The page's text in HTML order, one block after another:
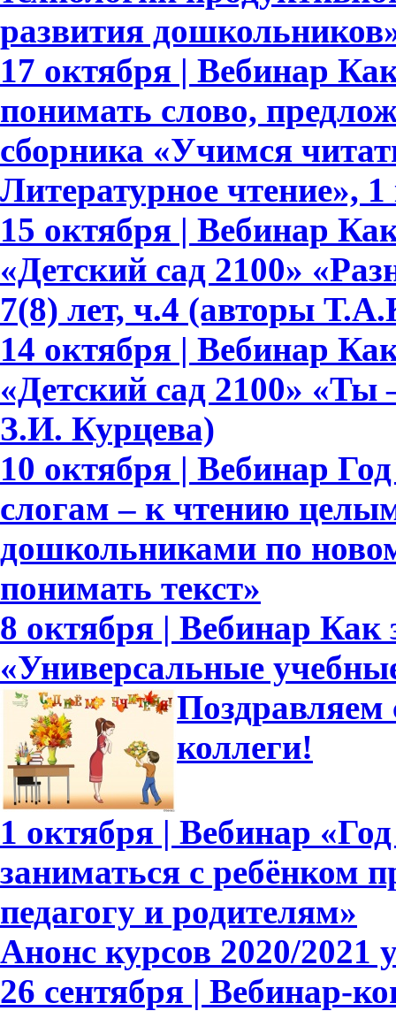
развития
17 октября | Вебинар
понимать слово,
сборника «Учимся
Литературное чтение», 1
15 октября | Вебинар
«Детский сад 2100»
7(8) лет, ч.4 (авторы
14 октября | Вебинар
«Детский сад 2100» «Ты
З.И. Курцева)
10 октября | Вебинар
слогам – к чтению
дошкольниками по
понимать текст»
8 октября | Вебинар Как
«Универсальные
Поздравляем
коллеги!
1 октября | Вебинар
заниматься с ребёнком
педагогу и родителям»
Анонс курсов 2020/2021
26 сентября | Вебинар-